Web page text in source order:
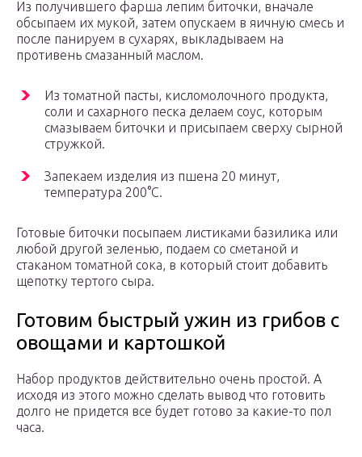
Из получившего фарша лепим биточки, вначале
обсыпаем их мукой, затем опускаем в яичную смесь и
после панируем в сухарях, выкладываем на
противень смазанный маслом.
Из томатной пасты, кисломолочного продукта,
соли и сахарного песка делаем соус, которым
смазываем биточки и присыпаем сверху сырной
стружкой.
Запекаем изделия из пшена 20 минут,
температура 200°С.
Готовые биточки посыпаем листиками базилика или
любой другой зеленью, подаем со сметаной и
стаканом томатной сока, в который стоит добавить
щепотку тертого сыра.
Готовим быстрый ужин из грибов с
овощами и картошкой
Набор продуктов действительно очень простой. А
исходя из этого можно сделать вывод что готовить
долго не придется все будет готово за какие-то пол
часа.